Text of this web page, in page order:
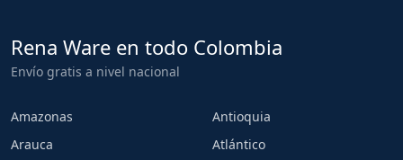
Rena Ware en todo Colombia
Envío gratis a nivel nacional
Amazonas
Antioquia
Arauca
Atlántico